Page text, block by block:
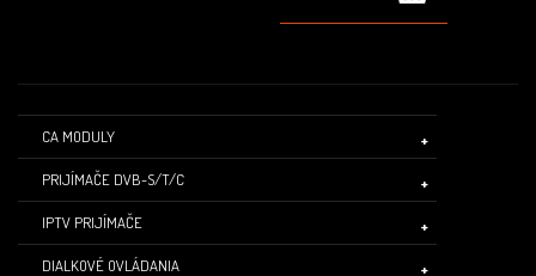
CA MODULY
PRIJÍMAČE DVB-S/T/C
IPTV PRIJÍMAČE
DIALKOVÉ OVLÁDANIA